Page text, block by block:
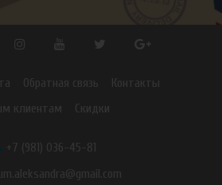
Обратная связь
Контакты
клиентам
Скидки
+7 (981) 036-45-81